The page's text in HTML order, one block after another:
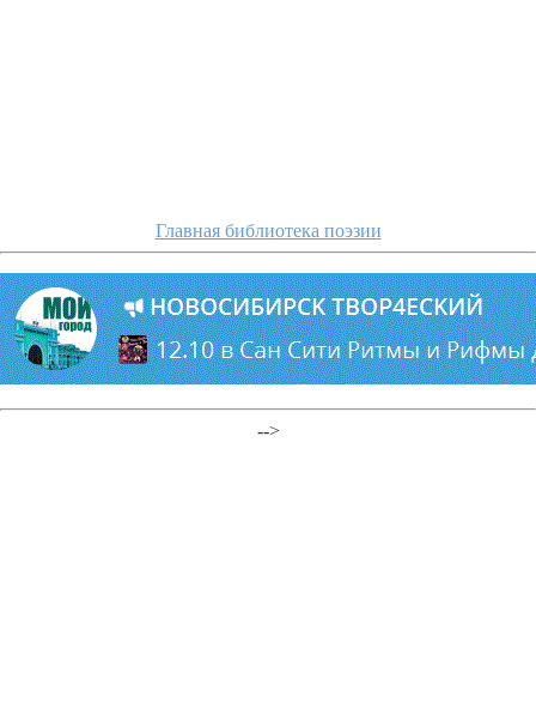
Главная библиотека поэзии
-->